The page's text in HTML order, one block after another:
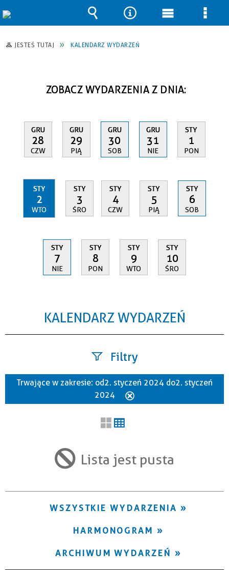
JESTEŚ TUTAJ KALENDARZ WYDARZEŃ
ZOBACZ WYDARZENIA Z DNIA:
GRU
28
CZW
GRU
29
PIĄ
GRU
30
SOB
GRU
31
NIE
STY
1
PON
STY
2
WTO
STY
3
ŚRO
STY
4
CZW
STY
5
PIĄ
STY
6
SOB
STY
7
NIE
STY
8
PON
STY
9
WTO
STY
10
ŚRO
KALENDARZ WYDARZEŃ
Filtry
Szukana fraza
Trwające w zakresie
Trwające w zakresie: od 2. styczeń 2024 do 2. styczeń
2024
Lista jest pusta
WSZYSTKIE WYDARZENIA
HARMONOGRAM
ARCHIWUM WYDARZEŃ
Wyszukiwarka
Narzędzia
Menu Menu